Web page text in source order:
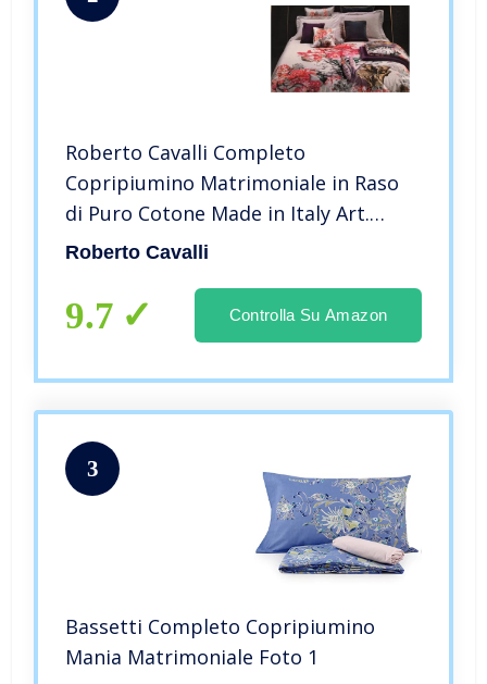
Roberto Cavalli Completo
Copripiumino Matrimoniale in Raso
di Puro Cotone Made in Italy Art.
Undersea – Fantasia, 2 Piazze
Roberto Cavalli
9.7 Controlla Su Amazon
3
Bassetti Completo Copripiumino
Mania Matrimoniale Foto 1